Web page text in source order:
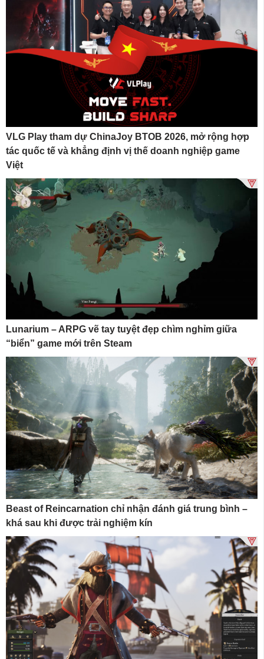
VLG Play tham dự ChinaJoy BTOB 2026, mở rộng hợp
tác quốc tế và khẳng định vị thế doanh nghiệp game
Việt
Lunarium – ARPG vẽ tay tuyệt đẹp chìm nghỉm giữa
“biển” game mới trên Steam
Beast of Reincarnation chỉ nhận đánh giá trung bình –
khá sau khi được trải nghiệm kín